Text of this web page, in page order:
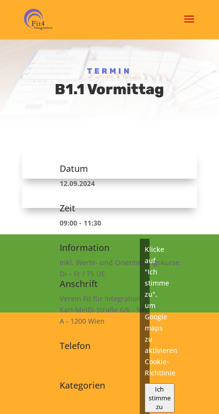
TERMIN
B1.1 Vormittag
Datum
12.09.2024
Zeit
09:00 - 11:30
Information
inkl. Werte- und Orientierungskurse.
Di – Fr / 75 UE
Anschrift
Verein Fit für Integration
Karl-Meißl-Straße 6/6 - 9A
A - 1200 Wien
Telefon
Kategorien
Klicke
auf
"Ich
stimme
zu",
um
Google
maps
zu
aktivieren
Cookie-
Richtlinie
Ich
stimme
zu